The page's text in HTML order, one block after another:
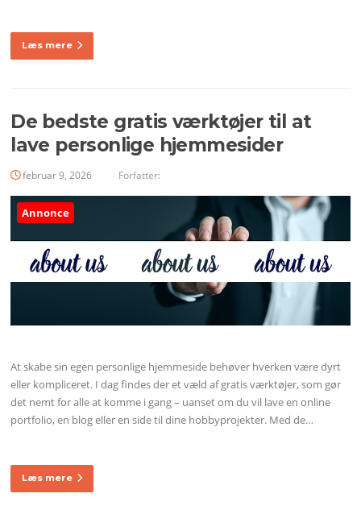
Læs mere
De bedste gratis værktøjer til at
lave personlige hjemmesider
februar 9, 2026 Forfatter:
Annonce
At skabe sin egen personlige hjemmeside behøver hverken være dyrt
eller kompliceret. I dag findes der et væld af gratis værktøjer, som gør
det nemt for alle at komme i gang – uanset om du vil lave en online
portfolio, en blog eller en side til dine hobbyprojekter. Med de…
Læs mere